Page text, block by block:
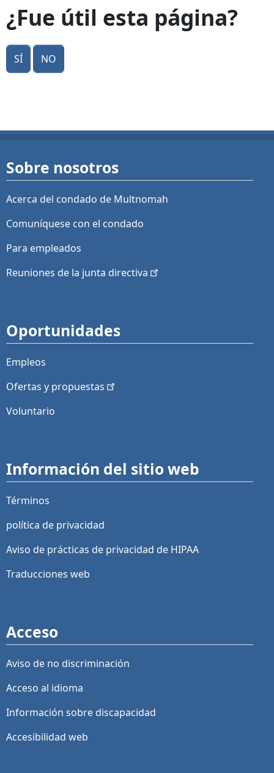
¿Fue útil esta página?
Sí No
Sobre nosotros
Acerca del condado de Multnomah
Comuníquese con el condado
Para empleados
Reuniones de la junta directiva
Oportunidades
Empleos
Ofertas y propuestas
Voluntario
Información del sitio web
Términos
política de privacidad
Aviso de prácticas de privacidad de HIPAA
Traducciones web
Acceso
Aviso de no discriminación
Acceso al idioma
Información sobre discapacidad
Accesibilidad web